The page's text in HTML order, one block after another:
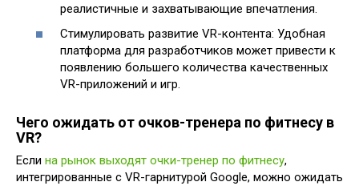
реалистичные и захватывающие впечатления.
Стимулировать развитие VR-контента: Удобная
платформа для разработчиков может привести к
появлению большего количества качественных
VR-приложений и игр.
Чего ожидать от очков-тренера по фитнесу в
VR?
Если на рынок выходят очки-тренер по фитнесу,
интегрированные с VR-гарнитурой Google, можно ожидать